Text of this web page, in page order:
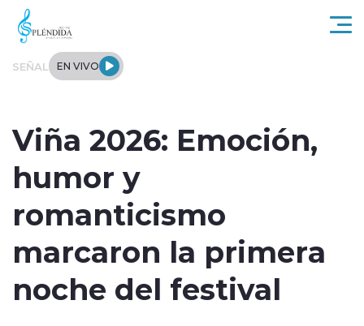
Click acá para ir directamente al contenido
SEÑAL EN VIVO
Tendencias
Entrevistas
Viña 2026: Emoción,
humor y
romanticismo
marcaron la primera
noche del festival